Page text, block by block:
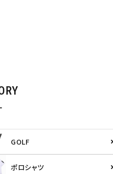
GOLF
ポロシャツ